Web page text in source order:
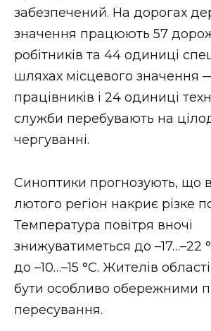
забезпечений. На дорогах
значення працюють 57
робітників та 44 одиниці
шляхах місцевого значення
працівників і 24 одиниці
служби перебувають на
чергуванні.
Синоптики прогнозують, що в
лютого регіон накриє різке
Температура повітря вночі
знижуватиметься до –17…–22
до –10…–15 °C. Жителів
бути особливо обережними
пересування.